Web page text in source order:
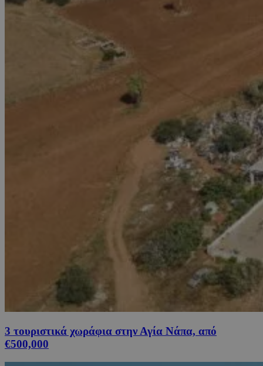
3 τουριστικά χωράφια στην Αγία Νάπα, από
€500,000